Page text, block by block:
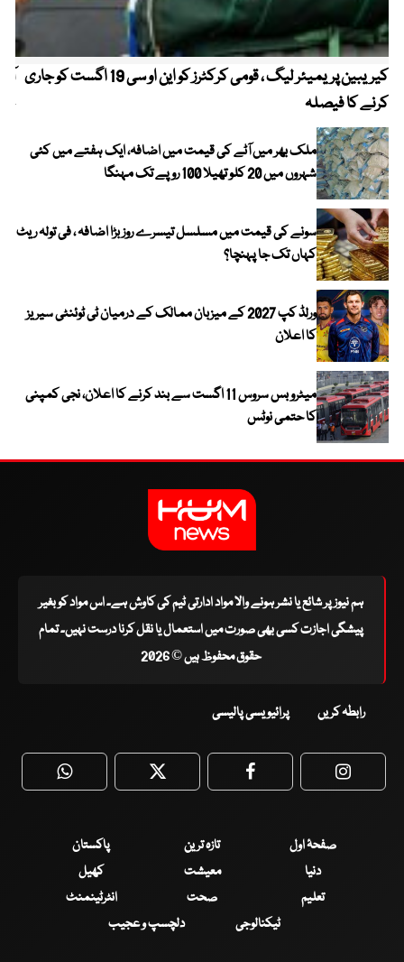
کیریبین پریمیئر لیگ ، قومی کرکٹرز کو این او سی 19 اگست کو جاری
کرنے کا فیصلہ
ملک بھر میں آٹے کی قیمت میں اضافہ، ایک ہفتے میں کئی
شہروں میں 20 کلو تھیلا 100 روپے تک مہنگا
سونے کی قیمت میں مسلسل تیسرے روز بڑا اضافہ ، فی تولہ ریٹ
کہاں تک جا پہنچا؟
ورلڈ کپ 2027 کے میزبان ممالک کے درمیان ٹی ٹوئنٹی سیریز
کا اعلان
میٹرو بس سروس 11 اگست سے بند کرنے کا اعلان، نجی کمپنی
کا حتمی نوٹس
ہم نیوز پر شائع یا نشر ہونے والا مواد ادارتی ٹیم کی کاوش ہے۔ اس مواد کو بغیر
پیشگی اجازت کسی بھی صورت میں استعمال یا نقل کرنا درست نہیں۔ تمام
حقوق محفوظ ہیں © 2026
رابطہ کریں پرائیویسی پالیسی
WhatsApp Twitter Facebook
صفحۂ اول تازہ ترین
پاکستان
دنیا
معیشت
کھیل
تعلیم
صحت
انٹرٹینمنٹ
ٹیکنالوجی
دلچسپ و عجیب